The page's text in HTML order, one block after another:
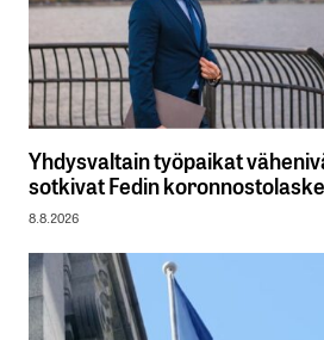
Yhdysvaltain työpaikat
sotkivat Fedin
8.8.2026